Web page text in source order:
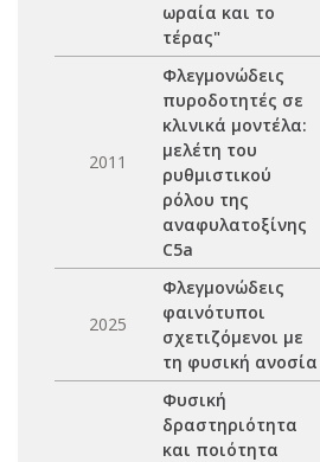
ωραία και το
τέρας"
2011
Φλεγμονώδεις
πυροδοτητές σε
κλινικά μοντέλα:
μελέτη του
ρυθμιστικού
ρόλου της
αναφυλατοξίνης
C5a
2025
Φλεγμονώδεις
φαινότυποι
σχετιζόμενοι με
τη φυσική ανοσία
Φυσική
δραστηριότητα
και ποιότητα